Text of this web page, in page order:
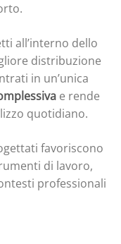
all’interno dello
distribuzione
in un’unica
e rende
quotidiano.
favoriscono
di lavoro,
professionali